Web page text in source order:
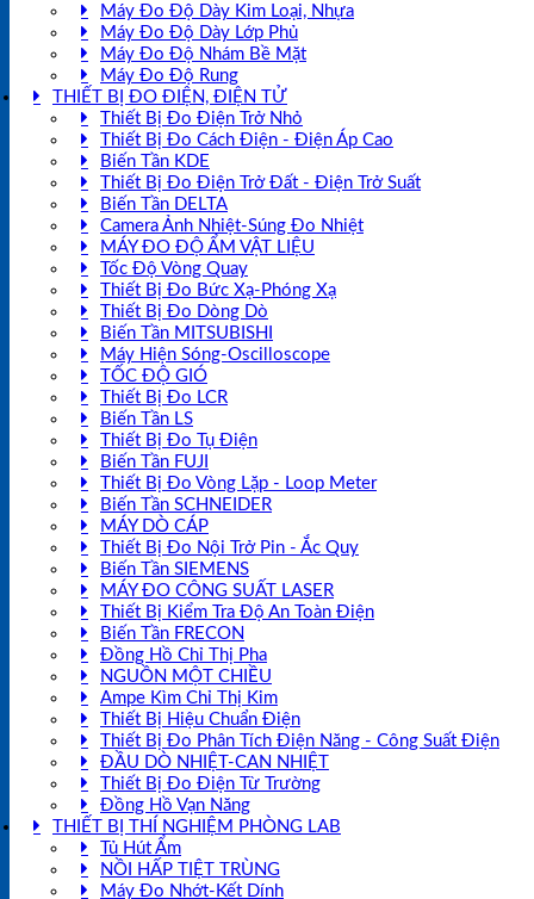
Máy Đo Độ Dày Kim Loại, Nhựa
Máy Đo Độ Dày Lớp Phủ
Máy Đo Độ Nhám Bề Mặt
Máy Đo Độ Rung
THIẾT BỊ ĐO ĐIỆN, ĐIỆN TỬ
Thiết Bị Đo Điện Trở Nhỏ
Thiết Bị Đo Cách Điện - Điện Áp Cao
Biến Tần KDE
Thiết Bị Đo Điện Trở Đất - Điện Trở Suất
Biến Tần DELTA
Camera Ảnh Nhiệt-Súng Đo Nhiệt
MÁY ĐO ĐỘ ẨM VẬT LIỆU
Tốc Độ Vòng Quay
Thiết Bị Đo Bức Xạ-Phóng Xạ
Thiết Bị Đo Dòng Dò
Biến Tần MITSUBISHI
Máy Hiện Sóng-Oscilloscope
TỐC ĐỘ GIÓ
Thiết Bị Đo LCR
Biến Tần LS
Thiết Bị Đo Tụ Điện
Biến Tần FUJI
Thiết Bị Đo Vòng Lặp - Loop Meter
Biến Tần SCHNEIDER
MÁY DÒ CÁP
Thiết Bị Đo Nội Trở Pin - Ắc Quy
Biến Tần SIEMENS
MÁY ĐO CÔNG SUẤT LASER
Thiết Bị Kiểm Tra Độ An Toàn Điện
Biến Tần FRECON
Đồng Hồ Chỉ Thị Pha
NGUỒN MỘT CHIỀU
Ampe Kìm Chỉ Thị Kim
Thiết Bị Hiệu Chuẩn Điện
Thiết Bị Đo Phân Tích Điện Năng - Công Suất Điện
ĐẦU DÒ NHIỆT-CAN NHIỆT
Thiết Bị Đo Điện Từ Trường
Đồng Hồ Vạn Năng
THIẾT BỊ THÍ NGHIỆM PHÒNG LAB
Tủ Hút Ẩm
NỒI HẤP TIỆT TRÙNG
Máy Đo Nhớt-Kết Dính